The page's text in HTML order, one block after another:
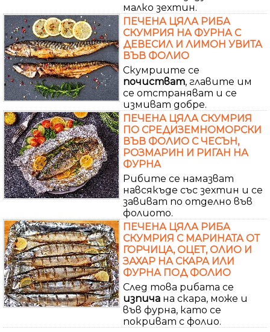
малко зехтин.
ПЕЧЕНА ЦЯЛА РИБА
СКУМРИЯ НА ФУРНА С
ДЕВЕСИЛ И ЛИМОН УВИТА
ВЪВ ФОЛИО
Скумриите се
почистват, главите им
се отстраняват и се
измиват добре.
ПЕЧЕНА ЦЯЛА СКУМРИЯ
ПО СРЕДИЗЕМНОМОРСКИ
ВЪВ ФОЛИО С ЧЕСЪН,
РОЗМАРИН И РИГАН НА
ФУРНА
Рибите се намазват
навсякъде със зехтин и се
завиват по отделно във
фолиото.
ПЕЧЕНА ЦЯЛА РИБА
СКУМРИЯ С МАРИНАТА ОТ
ГОРЧИЦА, ОЦЕТ, ОЛИО И
ЗАХАР НА СКАРА ИЛИ
ФУРНА ПОД ФОЛИО
След това рибата се
изпича на скара, може и
във фурна, като се
покриват с фолио.